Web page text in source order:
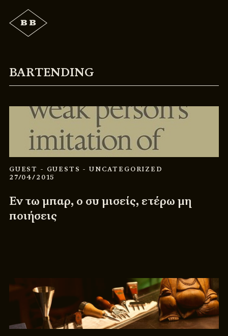
BARTENDING
GUEST - GUESTS - UNCATEGORIZED
27/04/2015
Εν τω μπαρ, ο συ μισείς, ετέρω μη
ποιήσεις